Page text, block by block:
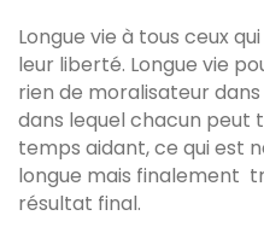
Longue vie à tous ceux
leur liberté. Longue vie
rien de moralisateur
dans lequel chacun peut
temps aidant, ce qui est
longue mais finalement
résultat final.